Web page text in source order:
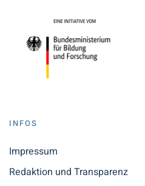
INFOS
Impressum
Redaktion und Transparenz